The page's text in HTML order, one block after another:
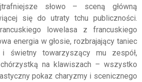
słowo – sceną główną
się do utraty tchu publiczności.
lowelasa z francuskiego
energia w głosie, rozbrajający taniec
świetny towarzyszący mu zespół,
na klawiszach – wszystko
pokaz charyzmy i scenicznego